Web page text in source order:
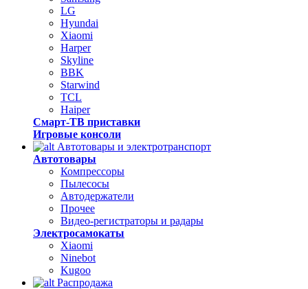
LG
Hyundai
Xiaomi
Harper
Skyline
BBK
Starwind
TCL
Haiper
Смарт-ТВ приставки
Игровые консоли
Автотовары и электротранспорт
Автотовары
Компрессоры
Пылесосы
Автодержатели
Прочее
Видео-регистраторы и радары
Электросамокаты
Xiaomi
Ninebot
Kugoo
Распродажа